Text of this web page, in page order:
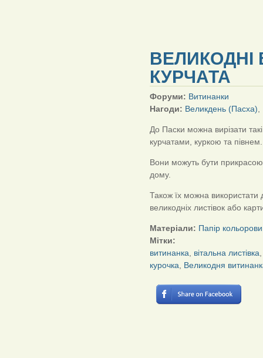
ВЕЛИКОДНІ
КУРЧАТА
Форуми: Витинанки
Нагоди: Великдень (Пасха)
До Паски можна вирізати
курчатами, куркою та півнем.
Вони можуть бути
дому.
Також їх можна використати
великодніх листівок або
Матеріали: Папір
Мітки:
витинанка
вітальна листівка
курочка
Великодня